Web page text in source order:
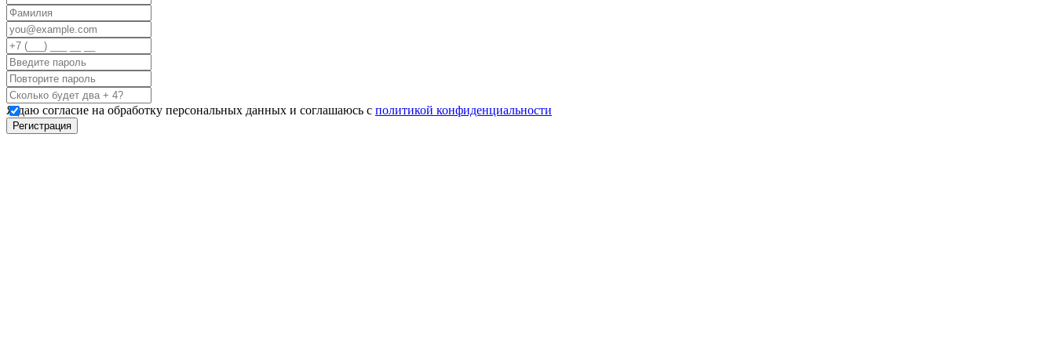
Я даю согласие на обработку персональных данных и соглашаюсь с политикой конфиденциальности
Регистрация